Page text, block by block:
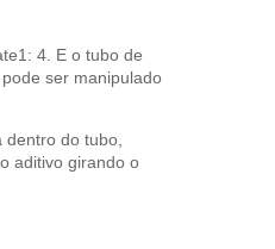
4. E o tubo de
ser manipulado
do tubo,
aditivo girando o